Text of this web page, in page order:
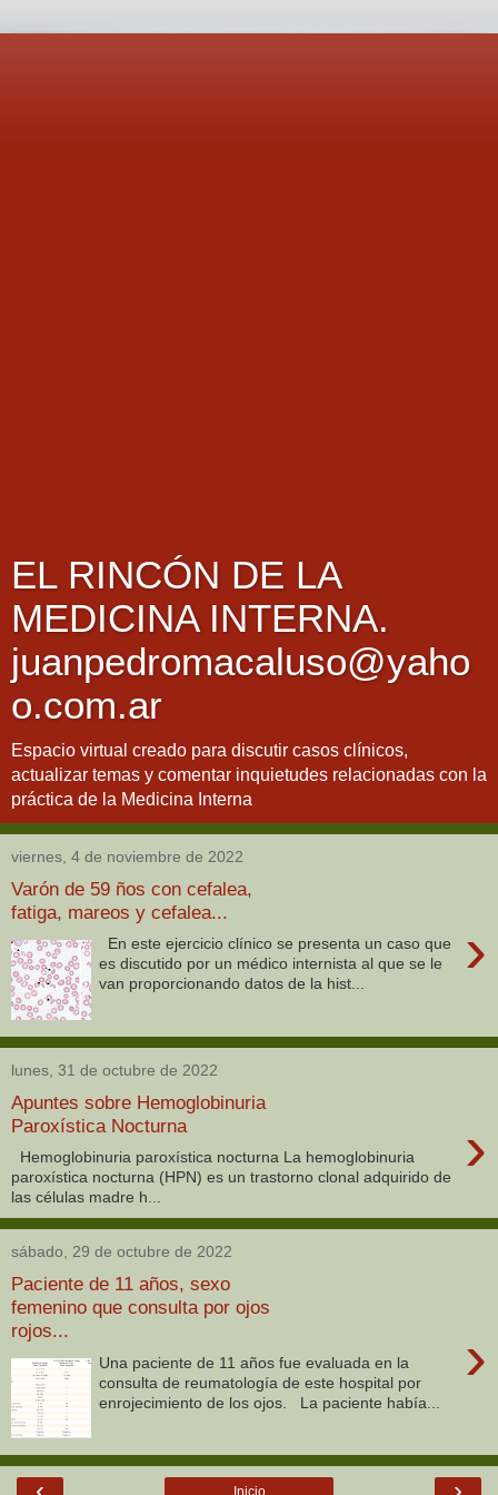
EL RINCÓN DE LA
MEDICINA INTERNA.
juanpedromacaluso@yaho
o.com.ar
Espacio virtual creado para discutir casos clínicos,
actualizar temas y comentar inquietudes relacionadas con la
práctica de la Medicina Interna
viernes, 4 de noviembre de 2022
Varón de 59 ños con cefalea,
fatiga, mareos y cefalea...
›
En este ejercicio clínico se presenta un caso que
es discutido por un médico internista al que se le
van proporcionando datos de la hist...
lunes, 31 de octubre de 2022
Apuntes sobre Hemoglobinuria
Paroxística Nocturna
›
Hemoglobinuria paroxística nocturna La hemoglobinuria
paroxística nocturna (HPN) es un trastorno clonal adquirido de
las células madre h...
sábado, 29 de octubre de 2022
Paciente de 11 años, sexo
femenino que consulta por ojos
rojos...
›
Una paciente de 11 años fue evaluada en la
consulta de reumatología de este hospital por
enrojecimiento de los ojos. La paciente había...